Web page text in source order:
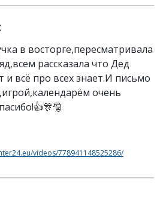
в восторге,пересматривала
рассказала что Дед
всё про всех знает.И письмо
очень
videos/778941148525286/